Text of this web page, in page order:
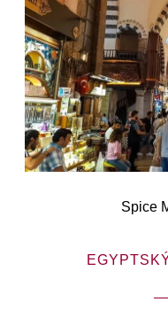
Spice